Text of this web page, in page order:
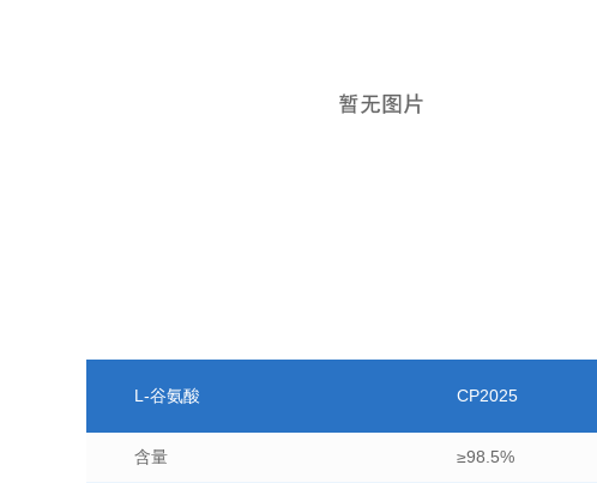
L-谷氨酸 CP2025
含量 ≥98.5%